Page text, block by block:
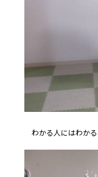
わかる人にはわか